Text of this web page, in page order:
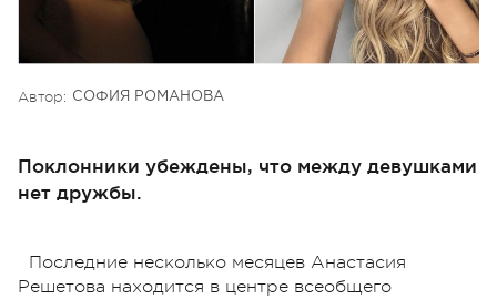
Автор: СОФИЯ РОМАНОВА
Поклонники убеждены, что между девушками
нет дружбы.
Последние несколько месяцев Анастасия
Решетова находится в центре всеобщего